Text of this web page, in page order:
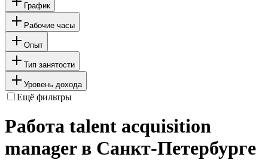
График
Рабочие часы
Опыт
Тип занятости
Уровень дохода
Ещё фильтры
Работа talent acquisition
manager в Санкт-Петербурге